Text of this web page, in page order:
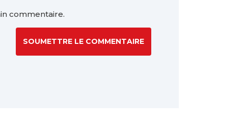
commentaire.
SOUMETTRE LE COMMENTAIRE